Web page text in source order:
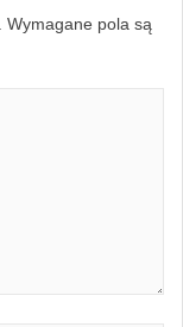
Wymagane pola są
K
…